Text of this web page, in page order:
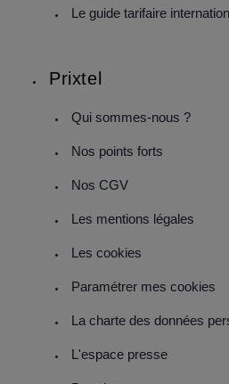
Le guide tarifaire
Prixtel
Qui sommes-nous ?
Nos points forts
Nos CGV
Les mentions légales
Les cookies
Paramétrer mes cookies
La charte des données
L'espace presse